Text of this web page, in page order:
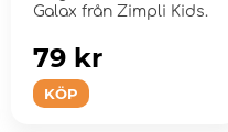
Galax från Zimpli Kids.
KÖP
79 kr